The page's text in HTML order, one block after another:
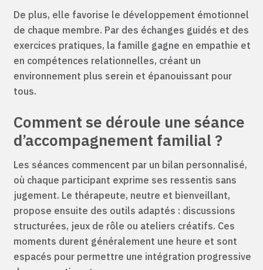
De plus, elle favorise le développement émotionnel
de chaque membre. Par des échanges guidés et des
exercices pratiques, la famille gagne en empathie et
en compétences relationnelles, créant un
environnement plus serein et épanouissant pour
tous.
Comment se déroule une séance
d’accompagnement familial ?
Les séances commencent par un bilan personnalisé,
où chaque participant exprime ses ressentis sans
jugement. Le thérapeute, neutre et bienveillant,
propose ensuite des outils adaptés : discussions
structurées, jeux de rôle ou ateliers créatifs. Ces
moments durent généralement une heure et sont
espacés pour permettre une intégration progressive